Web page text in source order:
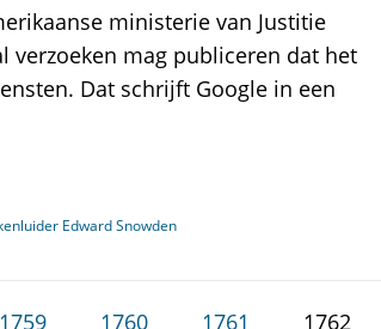
ministerie van Justitie
verzoeken mag publiceren dat het
Dat schrijft Google in een
Edward Snowden
1759 1760 1761 1762